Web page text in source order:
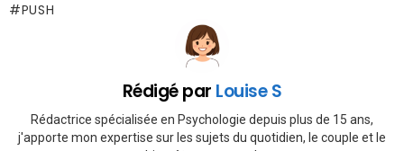
PUSH
Rédigé par Louise S
Rédactrice spécialisée en Psychologie depuis plus de 15 ans,
j'apporte mon expertise sur les sujets du quotidien, le couple et le